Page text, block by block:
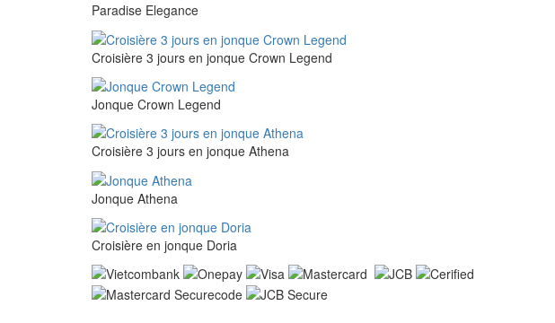
Paradise Elegance
Croisière 3 jours en jonque Crown Legend
Jonque Crown Legend
Croisière 3 jours en jonque Athena
Jonque Athena
Croisière en jonque Doria